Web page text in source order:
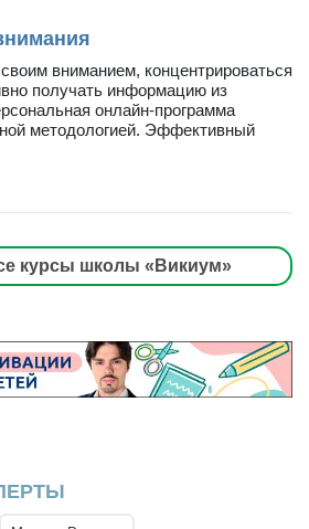
вниманием, концентрироваться
получать информацию из
онлайн-программа
методологией. Эффективный
курсы школы «Викиум»